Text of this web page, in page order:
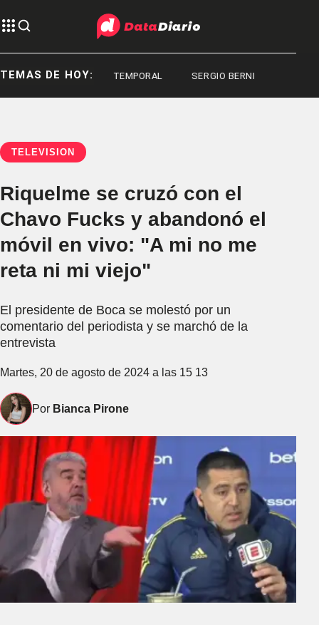
TEMAS DE HOY:
CONGRESO TEMPORAL SERGIO BERNI
TELEVISIÓN
Riquelme se cruzó con el
Chavo Fucks y abandonó el
móvil en vivo: "A mi no me
reta ni mi viejo"
El presidente de Boca se molestó por un
comentario del periodista y se marchó de la
entrevista
Martes, 20 de agosto de 2024 a las 15 13
Por Bianca Pirone